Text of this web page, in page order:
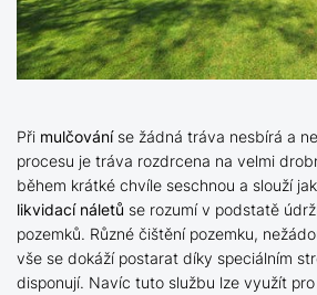
Při mulčováníse žádná tráva nesbírá a
procesu je tráva rozdrcena na velmi
během krátké chvíle seschnou a slouží
likvidací náletů se rozumí v podstatě
pozemků. Různé čištění pozemku,
vše se dokáží postarat díky speciálním
disponují. Navíc tuto službu lze využít